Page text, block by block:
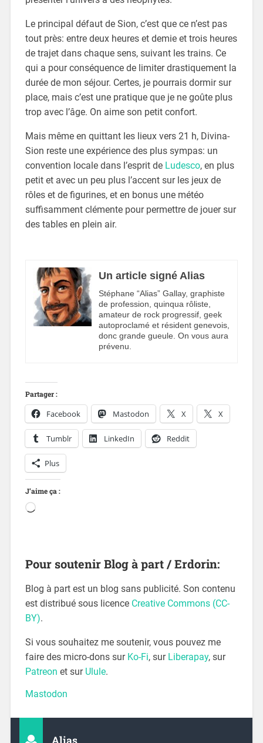
Le principal défaut de Sion, c’est que ce n’est pas
tout près: entre deux heures et demie et trois heures
de trajet dans chaque sens, suivant les trains. Ce
qui a pour conséquence de limiter drastiquement la
durée de mon séjour. Certes, je pourrais dormir sur
place, mais c’est une pratique que je ne goûte plus
trop avec l’âge. On aime son petit confort.
Mais même en quittant les lieux vers 21 h, Divina-
Sion reste une expérience des plus sympas: un
convention locale dans l’esprit de Ludesco, en plus
petit et avec un peu plus l’accent sur les jeux de
rôles et de figurines, et en bonus une météo
suffisamment clémente pour permettre de jouer sur
des tables en plein air.
Un article signé Alias
Stéphane “Alias” Gallay, graphiste
de profession, quinqua rôliste,
amateur de rock progressif, geek
autoproclamé et résident genevois,
donc grande gueule. On vous aura
prévenu.
Partager :
Facebook Mastodon X X
Tumblr LinkedIn Reddit
Plus
J’aime ça :
Pour soutenir Blog à part / Erdorin:
Blog à part est un blog sans publicité. Son contenu
est distribué sous licence Creative Commons (CC-
BY).
Si vous souhaitez me soutenir, vous pouvez me
faire des micro-dons sur Ko-Fi, sur Liberapay, sur
Patreon et sur Ulule.
Mastodon